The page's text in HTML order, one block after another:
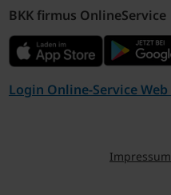
BKK firmus OnlineService
Login Online-Service Web
Impressum